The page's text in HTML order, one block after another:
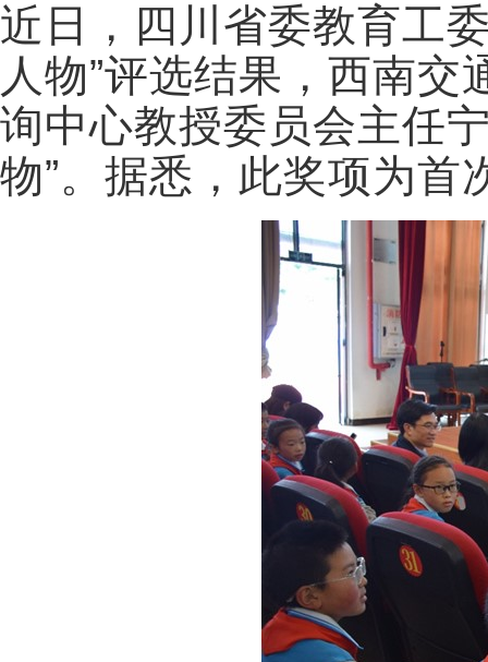
近日，四川省委教育工
人物”评选结果，西南
询中心教授委员会主任
物”。据悉，此奖项为首